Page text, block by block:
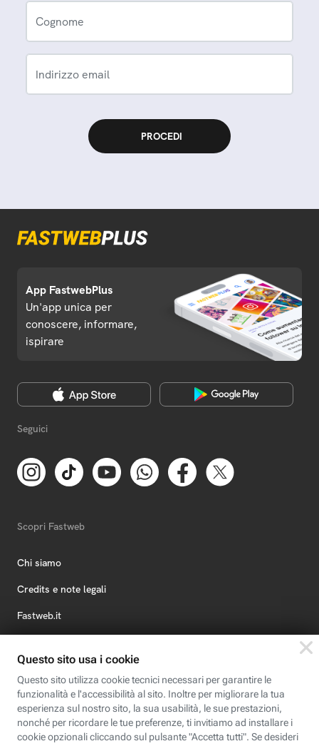
Cognome
Indirizzo email
App FastwebPlus
Un'app unica per
conoscere, informare,
ispirare
Seguici
Scopri Fastweb
Chi siamo
Credits e note legali
Fastweb.it
Fastweb Digital Academy
STEP FuturAbility District